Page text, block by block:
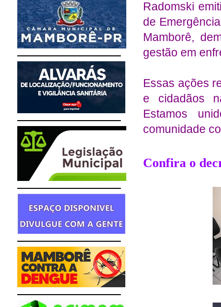
Radomski
de
Mamborê,
gestão em
Essas ações
e cidadãos
Estamos
comunidade
Confira o